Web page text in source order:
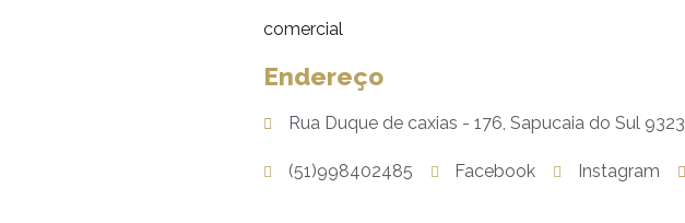
comercial
Endereço
Rua Duque de caxias - 176, Sapucaia do Sul
(51)998402485 Facebook Instagram